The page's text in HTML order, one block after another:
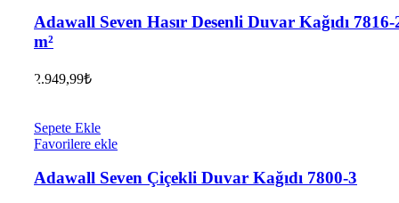
Adawall Seven Hasır Desenli Duvar Kağıdı 7816-
m²
2.949,99₺
Sepete Ekle
Favorilere ekle
Adawall Seven Çiçekli Duvar Kağıdı 7800-3